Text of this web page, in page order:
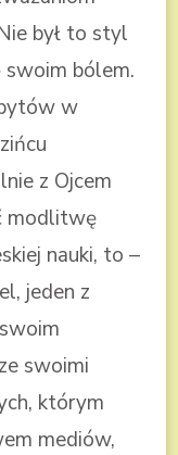
był to styl
swoim bólem.
w
z Ojcem
modlitwę
nauki, to –
jeden z
swoimi
którym
mediów,